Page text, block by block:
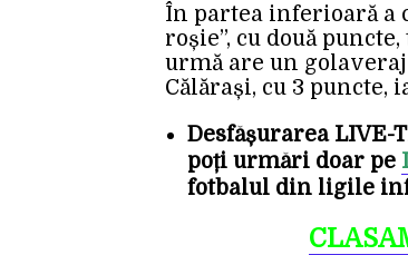
În partea inferioară a
roșie”, cu două
urmă are un
Călărași, cu 3 puncte,
Desfășurarea
poți urmări doar pe
fotbalul din ligile